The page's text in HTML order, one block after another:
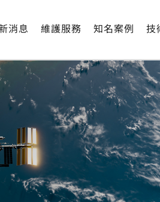
熱、降溫與空氣循環量等能力
消息 維護服務 知名案例 技